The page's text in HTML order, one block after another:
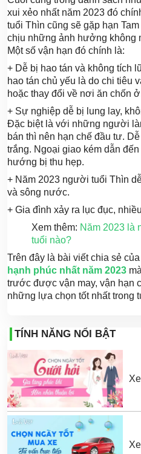
xui xẻo nhất năm 2023 đó
tuổi Thìn cũng sẽ gặp hạn
chịu những ảnh hưởng không
Một số vận hạn đó chính là:
+ Dễ bị hao tán và không tích
hao tán chủ yếu là do chi tiêu
hoặc thay đổi về nơi ăn chốn
+ Sự nghiệp dễ bị lung lay,
Đặc biệt là với những người
bán thì nên hạn chế đầu tư.
trắng. Ngoại giao kém dẫn
hướng bị thu hẹp.
+ Năm 2023 người tuổi Thìn
và sông nước.
+ Gia đình xảy ra lục đục,
Xem thêm: Năm 2023 là
tuổi nào?
Trên đây là bài viết chia sẻ của
hạnh phúc nhất năm 2023
trước được vận may, vận hạn
những lựa chọn tốt nhất trong
TÍNH NĂNG NỔI BẬT